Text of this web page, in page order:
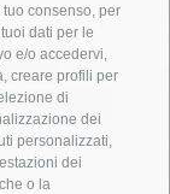
consenso, per
dati per le
e/o accedervi,
creare profili per
di
dei
personalizzati,
dei
o la
carabinieri